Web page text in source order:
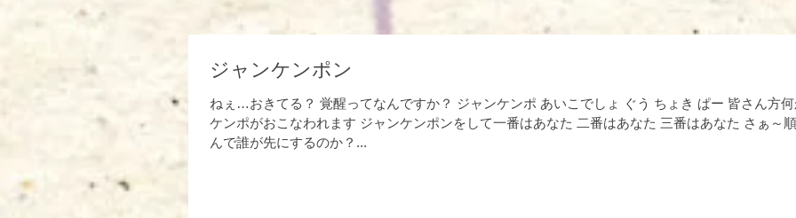
ジャンケンポン
ねぇ…おきてる？ 覚醒ってなんですか？ ジャンケンポ あいこでしょ ぐう ちょき ぱー 皆さん方
ケンポがおこなわれます ジャンケンポンをして一番はあなた 二番はあなた 三番はあなた さぁ～
んで誰が先にするのか？...